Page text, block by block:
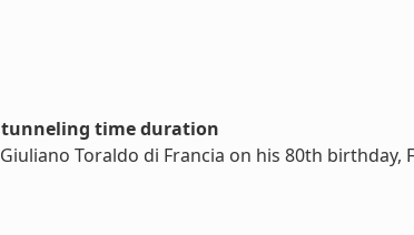
tunneling time duration
Toraldo di Francia on his 80th birthday,